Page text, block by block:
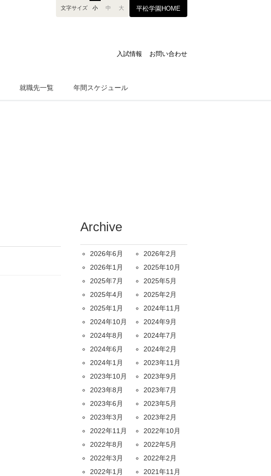
入試情報 お問い合わせ
文字サイズ 小 中 大 平松学園HOME
就職先一覧 年間スケジュール
Archive
2026年6月
2026年2月
2026年1月
2025年10月
2025年7月
2025年5月
2025年4月
2025年2月
2025年1月
2024年11月
2024年10月
2024年9月
2024年8月
2024年7月
2024年6月
2024年2月
2024年1月
2023年11月
2023年10月
2023年9月
2023年8月
2023年7月
2023年6月
2023年5月
2023年3月
2023年2月
2022年11月
2022年10月
2022年8月
2022年5月
2022年3月
2022年2月
2022年1月
2021年11月